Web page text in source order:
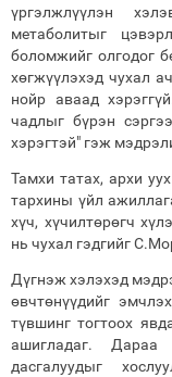
үргэлжлүүлэн
метаболитыг
боломжийг олгодог
хөгжүүлэхэд чухал
нойр аваад
чадлыг бүрэн
хэрэгтэй" гэж
Тамхи татах, архи
тархины үйл
хүч, хүчилтөрөгч
нь чухал гэдгийг
Дүгнэж хэлэхэд
өвчтөнүүдийг
түвшинг тогтоох
ашигладаг.
дасгалуудыг